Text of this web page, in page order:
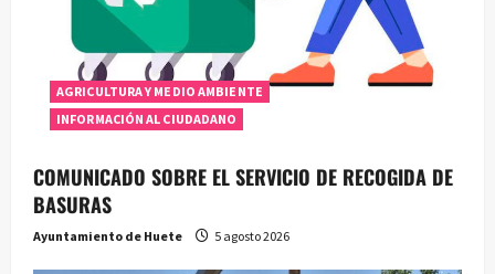
AGRICULTURA Y MEDIO AMBIENTE
INFORMACIÓN AL CIUDADANO
COMUNICADO SOBRE EL SERVICIO DE RECOGIDA DE
BASURAS
Ayuntamiento de Huete 5 agosto 2026